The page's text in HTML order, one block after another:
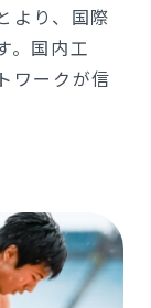
より、国際
。国内工
ワークが信